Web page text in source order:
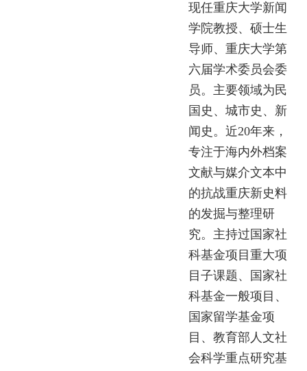
现任重庆大学新闻
学院教授、硕士生
导师、重庆大学第
六届学术委员会委
员。主要领域为民
国史、城市史、新
闻史。近20年来，
专注于海内外档案
文献与媒介文本中
的抗战重庆新史料
的发掘与整理研
究。主持过国家社
科基金项目重大项
目子课题、国家社
科基金一般项目、
国家留学基金项
目、教育部人文社
会科学重点研究基